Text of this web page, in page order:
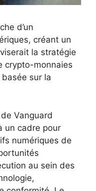
d’un
créant un
la stratégie
crypto-monnaies
sur la
Vanguard
un cadre pour
numériques de
au sein des